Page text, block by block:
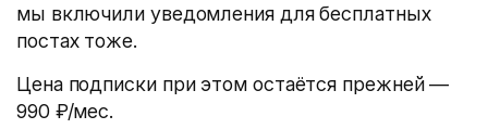
мы включили уведомления для бесплатных
постах тоже.
Цена подписки при этом остаётся прежней —
990 ₽/мес.